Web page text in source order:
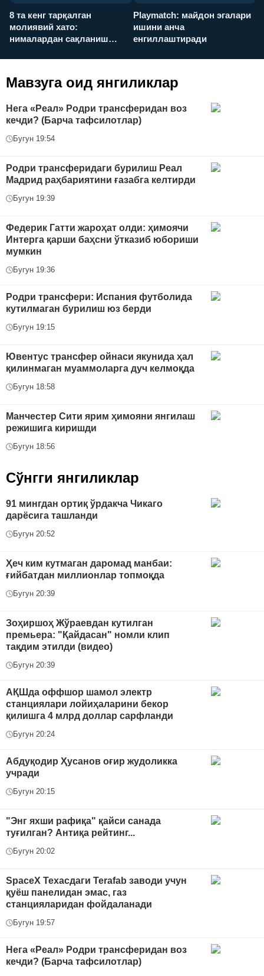
8 та кенг тарқалган
молиявий хато:
нималардан сақланиш
Playmatch: майдон эгалари
ишини анча
енгиллаштиради
Мавзуга оид янгиликлар
Нега «Реал» Родри трансферидан воз
кечди? (Барча тафсилотлар)
Бугун 19:54
Родри трансферидаги бурилиш Реал
Мадрид раҳбариятини ғазабга келтирди
Бугун 19:39
Федерик Гатти жароҳат олди: ҳимоячи
Интерга қарши баҳсни ўтказиб юбориши
мумкин
Бугун 19:36
Родри трансфери: Испания футболида
кутилмаган бурилиш юз берди
Бугун 19:15
Ювентус трансфер ойнаси якунида ҳал
қилинмаган муаммоларга дуч келмоқда
Бугун 18:58
Манчестер Сити ярим ҳимояни янгилаш
режишига киришди
Бугун 18:56
Сўнгги янгиликлар
91 мингдан ортиқ ўрдакча Чикаго
дарёсига ташланди
Бугун 20:52
Ҳеч ким кутмаган даромад манбаи:
ғийбатдан миллионлар топмоқда
Бугун 20:39
Зоҳиршоҳ Жўраевдан кутилган
премьера: "Қайдасан" номли клип
тақдим этилди (видео)
Бугун 20:39
АҚШда оффшор шамол электр
станциялари лойиҳаларини бекор
қилишга 4 млрд доллар сарфланди
Бугун 20:24
Абдуқодир Ҳусанов оғир жудоликка
учради
Бугун 20:15
"Энг яхши рафиқа" қайси санада
туғилган? Антиқа рейтинг...
Бугун 20:02
SpaceX Техасдаги Terafab заводи учун
қуёш панелидан эмас, газ
станцияларидан фойдаланади
Бугун 19:57
Нега «Реал» Родри трансферидан воз
кечди? (Барча тафсилотлар)